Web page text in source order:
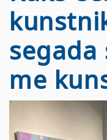
segada
me